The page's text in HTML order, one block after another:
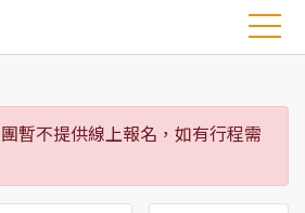
暫不提供線上報名，如有行程需